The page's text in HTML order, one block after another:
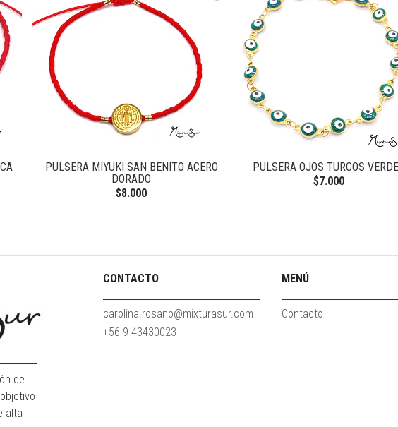
PULSERA MIYUKI SAN BENITO ACERO
DORADO
$8.000
PULSERA OJOS TURCOS
$7.000
de
alta
CONTACTO
carolina.rosano@mixturasur.com
+56 9 43430023
MENÚ
Contacto